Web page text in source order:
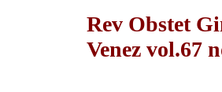
Rev Obstet
Venez vol.67